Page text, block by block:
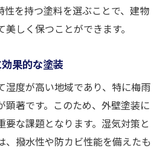
性を持つ塗料を選ぶことで、建物
しく保つことができます。
果的な塗装
湿度が高い地域であり、特に梅雨
顕著です。このため、外壁塗装に
要な課題となります。湿気対策と
、撥水性や防カビ性能を備えたも